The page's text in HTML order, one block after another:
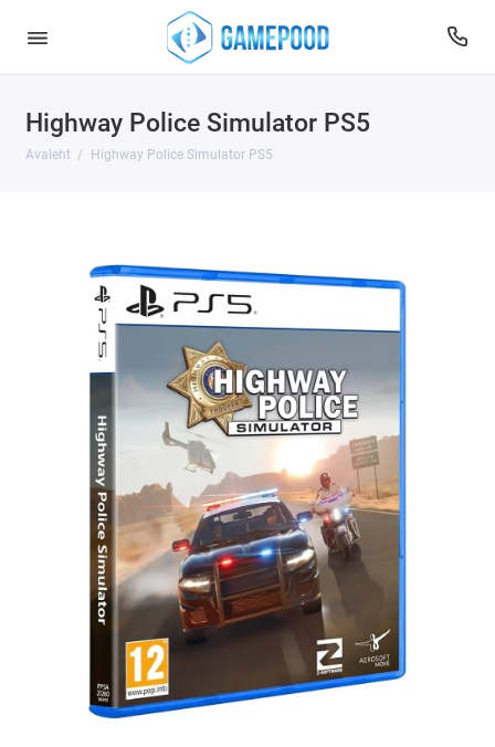
Highway Police Simulator PS5
Avaleht Highway Police Simulator PS5